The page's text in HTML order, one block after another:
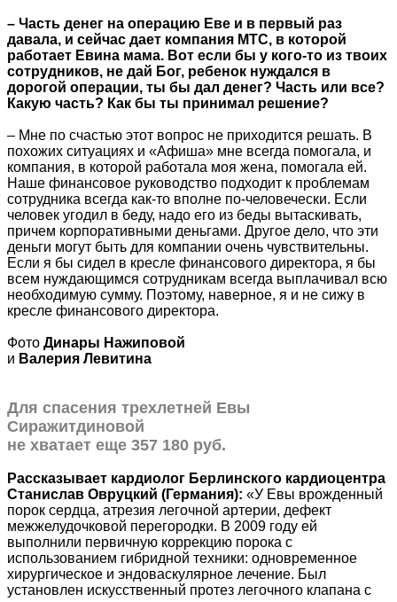
– Часть денег на операцию Еве и в первый раз
давала, и сейчас дает компания МТС, в которой
работает Евина мама. Вот если бы у кого-то из твоих
сотрудников, не дай Бог, ребенок нуждался в
дорогой операции, ты бы дал денег? Часть или все?
Какую часть? Как бы ты принимал решение?
– Мне по счастью этот вопрос не приходится решать. В
похожих ситуациях и «Афиша» мне всегда помогала, и
компания, в которой работала моя жена, помогала ей.
Наше финансовое руководство подходит к проблемам
сотрудника всегда как-то вполне по-человечески. Если
человек угодил в беду, надо его из беды вытаскивать,
причем корпоративными деньгами. Другое дело, что эти
деньги могут быть для компании очень чувствительны.
Если я бы сидел в кресле финансового директора, я бы
всем нуждающимся сотрудникам всегда выплачивал всю
необходимую сумму. Поэтому, наверное, я и не сижу в
кресле финансового директора.
Фото Динары Нажиповой
и Валерия Левитина
Для спасения трехлетней Евы
Сиражитдиновой
не хватает еще 357 180 руб.
Рассказывает кардиолог Берлинского кардиоцентра
Станислав Овруцкий (Германия): «У Евы врожденный
порок сердца, атрезия легочной артерии, дефект
межжелудочковой перегородки. В 2009 году ей
выполнили первичную коррекцию порока с
использованием гибридной техники: одновременное
хирургическое и эндоваскулярное лечение. Был
установлен искусственный протез легочного клапана с